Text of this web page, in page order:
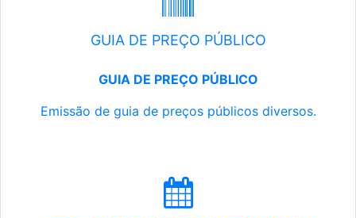
GUIA DE PREÇO PÚBLICO
GUIA DE PREÇO PÚBLICO
Emissão de guia de preços públicos diversos.